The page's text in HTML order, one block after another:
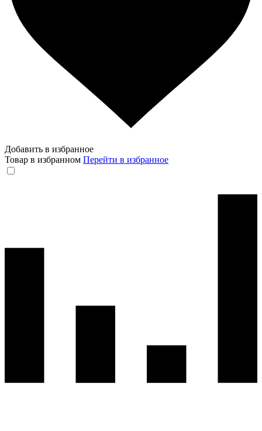
Добавить в избранное
Товар в избранном Перейти в избранное